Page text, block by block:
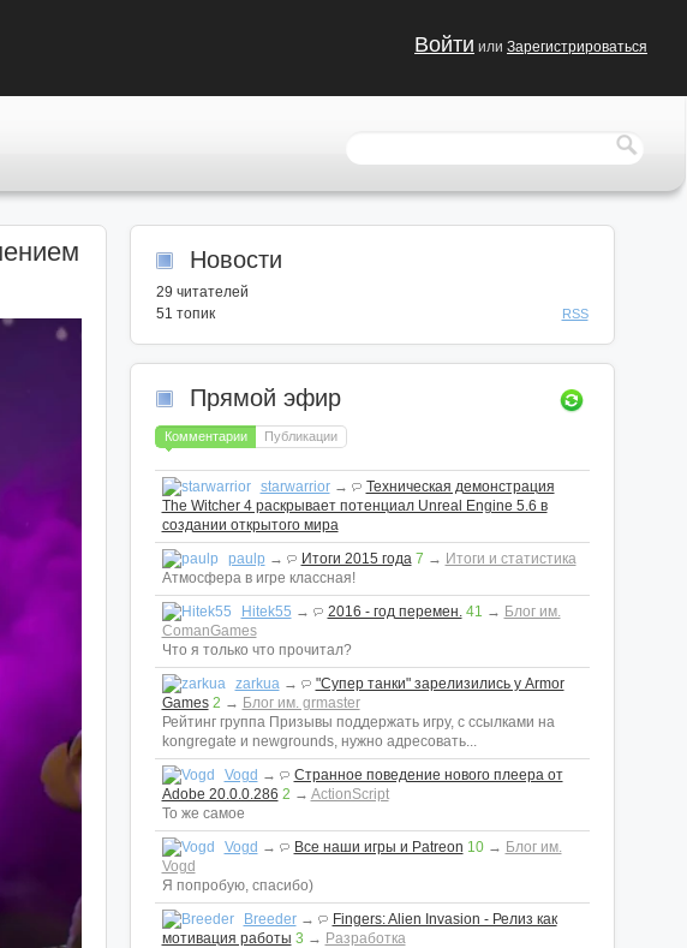
Войти или Зарегистрироваться
Новости
29 читателей
51 топик
RSS
Прямой эфир
Комментарии Публикации
starwarrior→
Техническая демонстрация
The Witcher 4 раскрывает потенциал Unreal Engine 5.6 в
создании открытого мира
paulp → Итоги 2015 года 7 → Итоги и статистика
Атмосфера в игре классная!
Hitek55 → 2016 - год перемен. 41 → Блог им.
ComanGames
Что я только что прочитал?
zarkua→
"Супер танки" зарелизились у Armor
Games 2 → Блог им. grmaster
Рейтинг группа Призывы поддержать игру, с ссылками на
kongregate и newgrounds, нужно адресовать...
Vogd →
Странное поведение нового плеера от
Adobe 20.0.0.286 2 → ActionScript
То же самое
Vogd → Все наши игры и Patreon 10→ Блог им.
Vogd
Я попробую, спасибо)
Breeder→
Fingers: Alien Invasion - Релиз как
мотивация работы 3 → Разработка